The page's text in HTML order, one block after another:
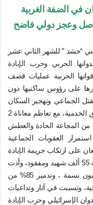
في الضفة الغربية
وعجز دولي فاضح
“حشد ” للشهر الثاني عشر
الحربي وحرب الإبادة
الحربية عمليات قصف
على رؤوس ساكنيها دون
الجماعي وتهجير السكان
بشكل قسري وتدمير البنى التحتية والمرافق الخدمية، مع تعاظم معاناة 2
من المجاعة الحادة والعطش
العقوبات الجماعية
على ارتكاب جريمة الإبادة
الجماعية في غزة، التي حصدت أرواح قرابة 55 ألف شهيد ومفقود، وأدت
إلى إصابة 95 الف جريح ، وتهجير 2,2 مليون نسمة ، وتدمير 85% من
وتسببت في آثار وتداعيات
الإسرائيلي وحرب الإبادة